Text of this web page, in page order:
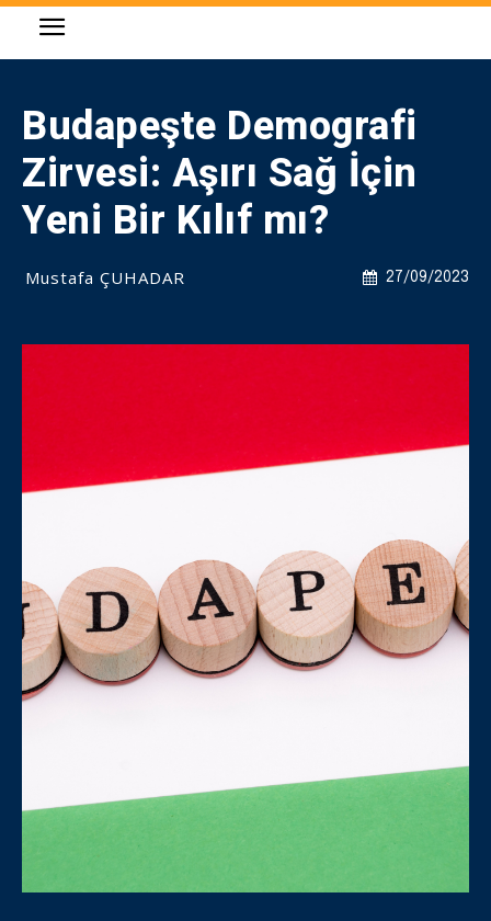
Budapeşte Demografi
Zirvesi: Aşırı Sağ İçin
Yeni Bir Kılıf mı?
27/09/2023
Mustafa ÇUHADAR